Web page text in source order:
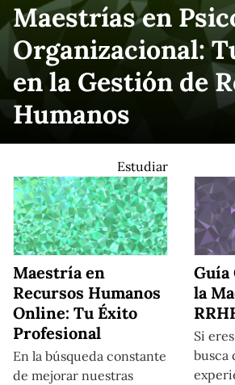
Maestrías en
Organizacional:
en la Gestión de
Humanos
Estudiar
Maestría en
Recursos Humanos
Online: Tu Éxito
Profesional
En la búsqueda constante
de mejorar nuestras
Guía
la
Si
busca